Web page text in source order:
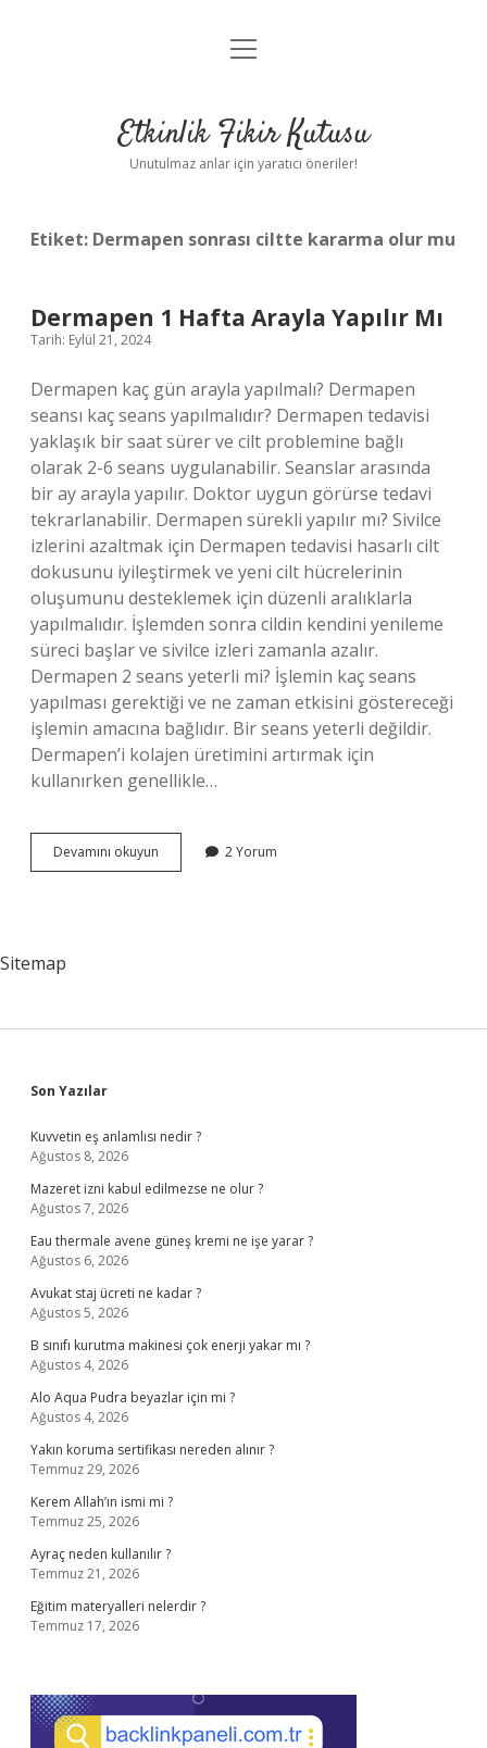
Anasayfa
Yasal Uyarı
menüyü
Etkinlik Fikir Kutusu
Unutulmaz anlar için yaratıcı öneriler!
Etiket: Dermapen sonrası ciltte kararma olur mu
Dermapen 1 Hafta Arayla Yapılır Mı
Tarih: Eylül 21, 2024
Dermapen kaç gün arayla yapılmalı? Dermapen
seansı kaç seans yapılmalıdır? Dermapen tedavisi
yaklaşık bir saat sürer ve cilt problemine bağlı
olarak 2-6 seans uygulanabilir. Seanslar arasında
bir ay arayla yapılır. Doktor uygun görürse tedavi
tekrarlanabilir. Dermapen sürekli yapılır mı? Sivilce
izlerini azaltmak için Dermapen tedavisi hasarlı cilt
dokusunu iyileştirmek ve yeni cilt hücrelerinin
oluşumunu desteklemek için düzenli aralıklarla
yapılmalıdır. İşlemden sonra cildin kendini yenileme
süreci başlar ve sivilce izleri zamanla azalır.
Dermapen 2 seans yeterli mi? İşlemin kaç seans
yapılması gerektiği ve ne zaman etkisini göstereceği
işlemin amacına bağlıdır. Bir seans yeterli değildir.
Dermapen’i kolajen üretimini artırmak için
kullanırken genellikle…
Devamını okuyun Dermapen
1
2 Yorum
Sitemap
Sidebar
Son Yazılar
Kuvvetin eş anlamlısı nedir ?
Ağustos 8, 2026
Mazeret izni kabul edilmezse ne olur ?
Ağustos 7, 2026
Eau thermale avene güneş kremi ne işe yarar ?
Ağustos 6, 2026
Avukat staj ücreti ne kadar ?
Ağustos 5, 2026
B sınıfı kurutma makinesi çok enerji yakar mı ?
Ağustos 4, 2026
Alo Aqua Pudra beyazlar için mi ?
Ağustos 4, 2026
Yakın koruma sertifikası nereden alınır ?
Temmuz 29, 2026
Kerem Allah’ın ismi mi ?
Temmuz 25, 2026
Ayraç neden kullanılır ?
Temmuz 21, 2026
Eğitim materyalleri nelerdir ?
Temmuz 17, 2026